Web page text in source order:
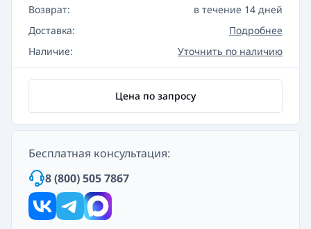
Возврат:
в течение 14 дней
Доставка:
Подробнее
Наличие:
Уточнить по наличию
Цена по запросу
Бесплатная консультация:
8 (800) 505 7867